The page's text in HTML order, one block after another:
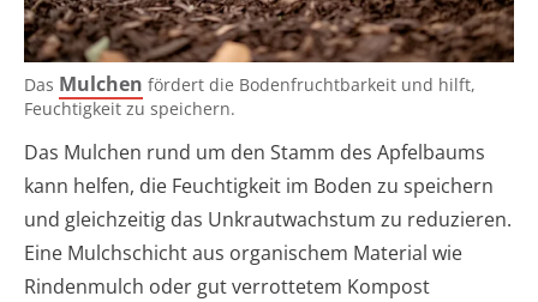
Das Mulchen fördert die Bodenfruchtbarkeit und hilft,
Feuchtigkeit zu speichern.
Das Mulchen rund um den Stamm des Apfelbaums
kann helfen, die Feuchtigkeit im Boden zu speichern
und gleichzeitig das Unkrautwachstum zu reduzieren.
Eine Mulchschicht aus organischem Material wie
Rindenmulch oder gut verrottetem Kompost